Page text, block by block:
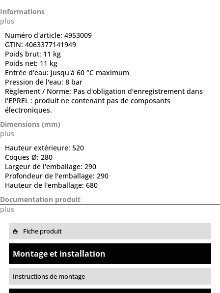
Informations
plus
Numéro d'article: 4953009
GTIN: 4063377141949
Poids brut: 11 kg
Poids net: 11 kg
Entrée d'eau: jusqu'à 60 °C maximum
Pression de l'eau: 8 bar
Règlement / Norme: Pas d'obligation d'enregistrement dans
l'EPREL : produit ne contenant pas de composants
électroniques.
Dimensions (mm)
plus
Hauteur extérieure: 520
Coques Ø: 280
Largeur de l'emballage: 290
Profondeur de l'emballage: 290
Hauteur de l'emballage: 680
Documentation produit
plus
Fiche produit
Montage et installation
Instructions de montage